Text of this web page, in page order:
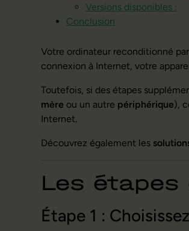
Versions disponibles :
Conclusion
Votre ordinateur reconditionné
connexion à Internet, votre
Toutefois, si des étapes
mère ou un autre périphérique),
Internet.
Découvrez également les
Les étapes
Étape 1 :